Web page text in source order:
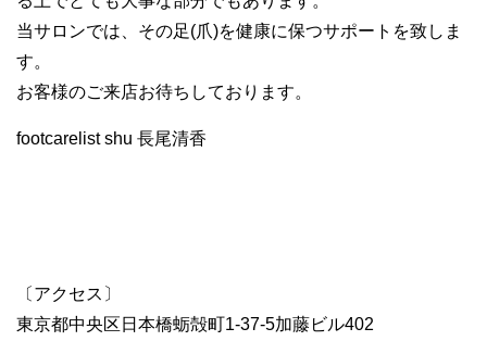
当サロンでは、その足(爪)を健康に保つサポートを致しま
す。
お客様のご来店お待ちしております。
footcarelist shu 長尾清香
〔アクセス〕
東京都中央区日本橋蛎殻町1-37-5加藤ビル402